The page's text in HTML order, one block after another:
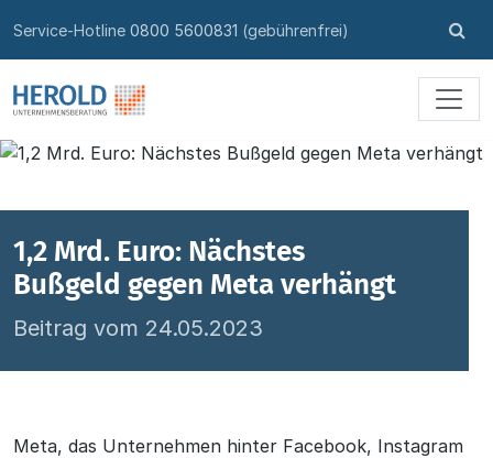
Service-Hotline 0800 5600831 (gebührenfrei)
1,2 Mrd. Euro: Nächstes
Bußgeld gegen Meta verhängt
Beitrag vom 24.05.2023
Meta, das Unternehmen hinter Facebook, Instagram